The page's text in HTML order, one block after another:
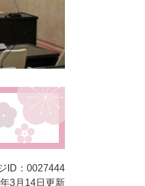
ID：0027444
3月14日更新